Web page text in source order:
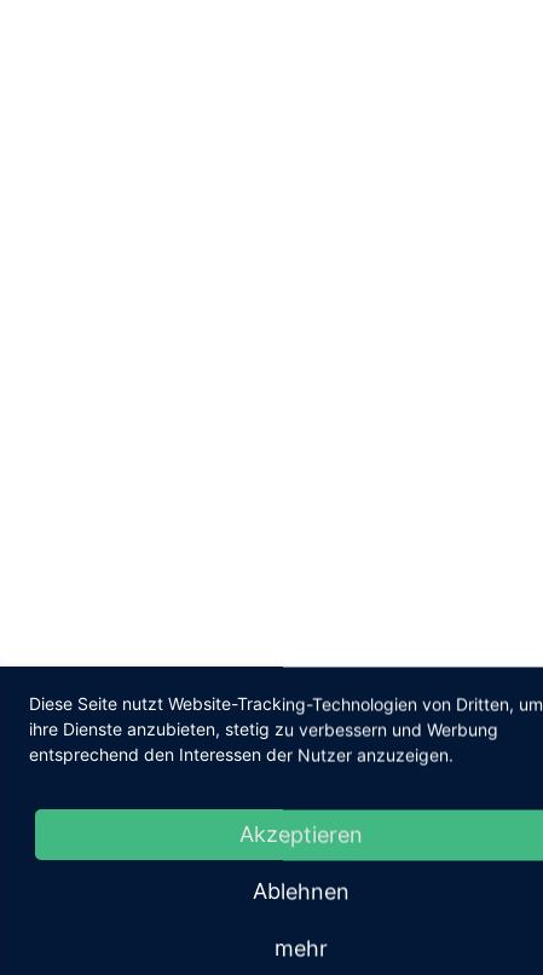
Diese Seite nutzt Website-Tracking-Technologien von Dritten, um
ihre Dienste anzubieten, stetig zu verbessern und Werbung
entsprechend den Interessen der Nutzer anzuzeigen.
Akzeptieren
Ablehnen
mehr